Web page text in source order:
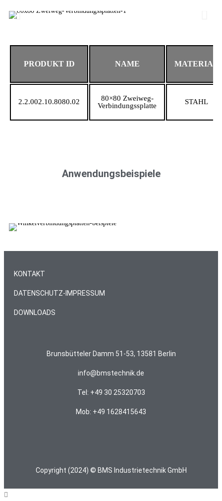
PRODUKT ID NAME MATERIAL
2.2.002.10.8080.02
80×80 Zweiweg-
Verbindungssplatte
STAHL
Anwendungsbeispiele
KONTAKT
DATENSCHUTZ-IMPRESSUM
DOWNLOADS
Brunsbütteler Damm 51-53, 13581 Berlin
info@bmstechnik.de
Tel: +49 30 25320703
Mob: +49 1628415643
Copyright (2024) © BMS Industrietechnik GmbH